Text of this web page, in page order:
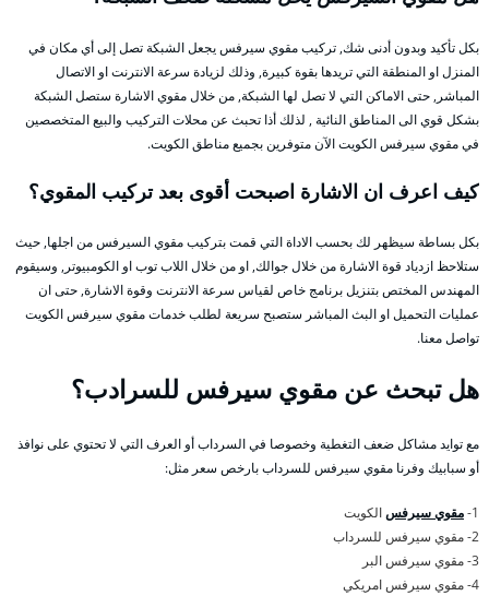
بكل تأكيد وبدون أدنى شك, تركيب مقوي سيرفس يجعل الشبكة تصل إلى أي مكان في
المنزل او المنطقة التي تريدها بقوة كبيرة, وذلك لزيادة سرعة الانترنت او الاتصال
المباشر, حتى الاماكن التي لا تصل لها الشبكة, من خلال مقوي الاشارة ستصل الشبكة
بشكل قوي الى المناطق النائية , لذلك أذا تحبث عن محلات التركيب والبيع المتخصصين
في مقوي سيرفس الكويت الآن متوفرين بجميع مناطق الكويت.
كيف اعرف ان الاشارة اصبحت أقوى بعد تركيب المقوي؟
بكل بساطة سيظهر لك بحسب الاداة التي قمت بتركيب مقوي السيرفس من اجلها, حيث
ستلاحظ ازدياد قوة الاشارة من خلال جوالك, او من خلال اللاب توب او الكومبيوتر, وسيقوم
المهندس المختص بتنزيل برنامج خاص لقياس سرعة الانترنت وقوة الاشارة, حتى ان
عمليات التحميل او البث المباشر ستصبح سريعة لطلب خدمات مقوي سيرفس الكويت
تواصل معنا.
هل تبحث عن مقوي سيرفس للسرادب؟
مع توايد مشاكل ضعف التغطية وخصوصا في السرداب أو العرف التي لا تحتوي على نوافذ
أو سبابيك وفرنا مقوي سيرفس للسرداب بارخص سعر مثل:
1- مقوي سيرفسالكويت
2- مقوي سيرفس للسرداب
3- مقوي سيرفس البر
4- مقوي سيرفس امريكي